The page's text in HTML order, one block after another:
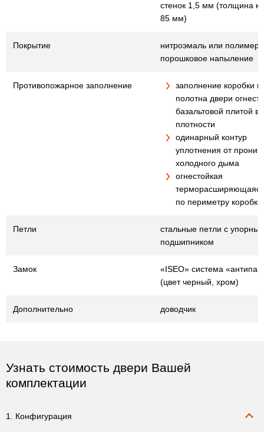
стенок 1,5 мм (толщина
85 мм)
Покрытие
нитроэмаль или
порошковое напыление
Противопожарное заполнение
заполнение коробки и
полотна двери
базальтовой плитой
плотности
одинарный контур
уплотнения от
холодного дыма
огнестойкая
по периметру коробки
Петли
стальные петли с
подшипником
Замок
«ISEO» система
(цвет черный, хром)
Дополнительно доводчик
Узнать стоимость двери Вашей
комплектации
1. Конфигурация